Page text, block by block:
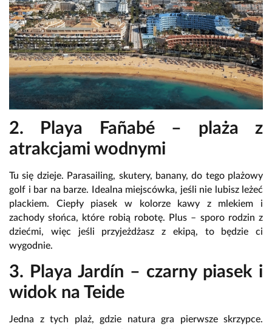
2. Playa Fañabé – plaża z
atrakcjami wodnymi
Tu się dzieje. Parasailing, skutery, banany, do tego plażowy
golf i bar na barze. Idealna miejscówka, jeśli nie lubisz leżeć
plackiem. Ciepły piasek w kolorze kawy z mlekiem i
zachody słońca, które robią robotę. Plus – sporo rodzin z
dziećmi, więc jeśli przyjeżdżasz z ekipą, to będzie ci
wygodnie.
3. Playa Jardín – czarny piasek i
widok na Teide
Jedna z tych plaż, gdzie natura gra pierwsze skrzypce.